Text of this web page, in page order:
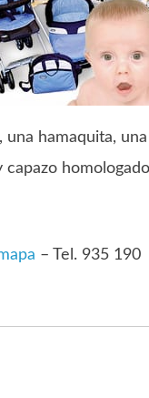
hamaquita, una
homologado
– Tel. 935 190